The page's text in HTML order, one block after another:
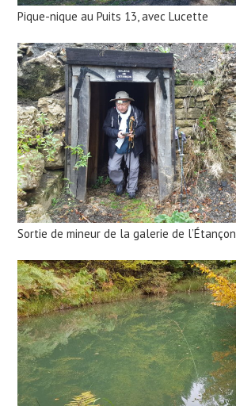
Pique-nique au Puits 13, avec Lucette
Sortie de mineur de la galerie de l’Étançon